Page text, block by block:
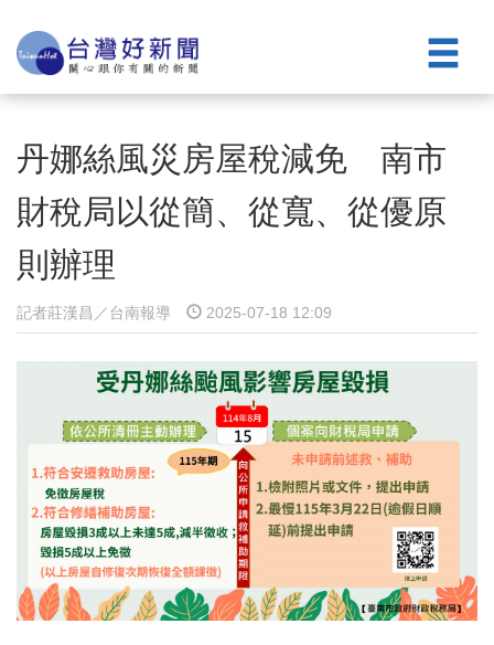
丹娜絲風災房屋稅減免 南市
財稅局以從簡、從寬、從優原
則辦理
記者莊漢昌／台南報導 2025-07-18 12:09